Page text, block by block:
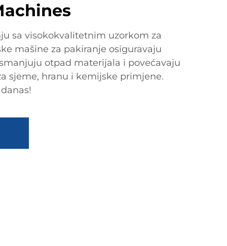
sa visokokvalitetnim uzorkom za
mašine za pakiranje osiguravaju
otpad materijala i povećavaju
sjeme, hranu i kemijske primjene.